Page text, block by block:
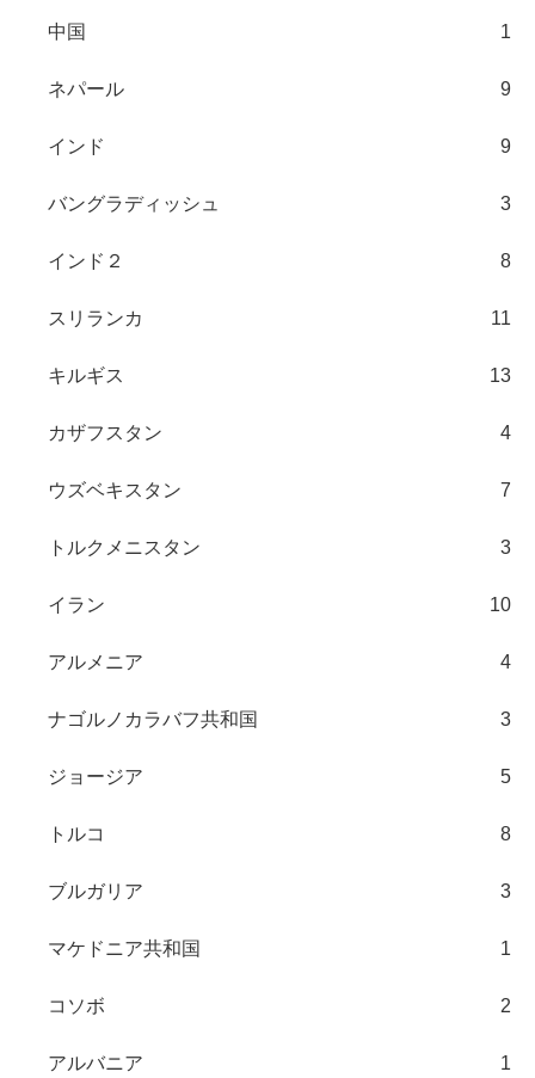
中国 1
ネパール 9
インド 9
バングラディッシュ 3
インド２ 8
スリランカ 11
キルギス 13
カザフスタン 4
ウズベキスタン 7
トルクメニスタン 3
イラン 10
アルメニア 4
ナゴルノカラバフ共和国 3
ジョージア 5
トルコ 8
ブルガリア 3
マケドニア共和国 1
コソボ 2
アルバニア 1